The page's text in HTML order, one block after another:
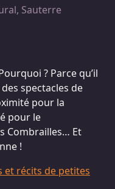
Sauterre
? Parce qu’il
spectacles de
pour la
pour le
Combrailles… Et
!
et récits de petites